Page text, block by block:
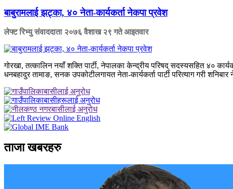
बाबुरामलाई झट्का, ४० नेता-कार्यकर्ता नेकपा प्रवेश
लेफ्ट रिभ्यु संवाददाता २०७६ वैशाख २९ गते आइतवार
गोरखा, तत्कालिन नयाँ शक्ति पार्टी, नेपालका केन्द्रीय परिषद् सदस्यसहित ४०
धनबहादुर तामाङ, सनक उपकोटीलगायत नेता-कार्यकर्ता पार्टी परित्याग गरी
ताजा खबरहरु